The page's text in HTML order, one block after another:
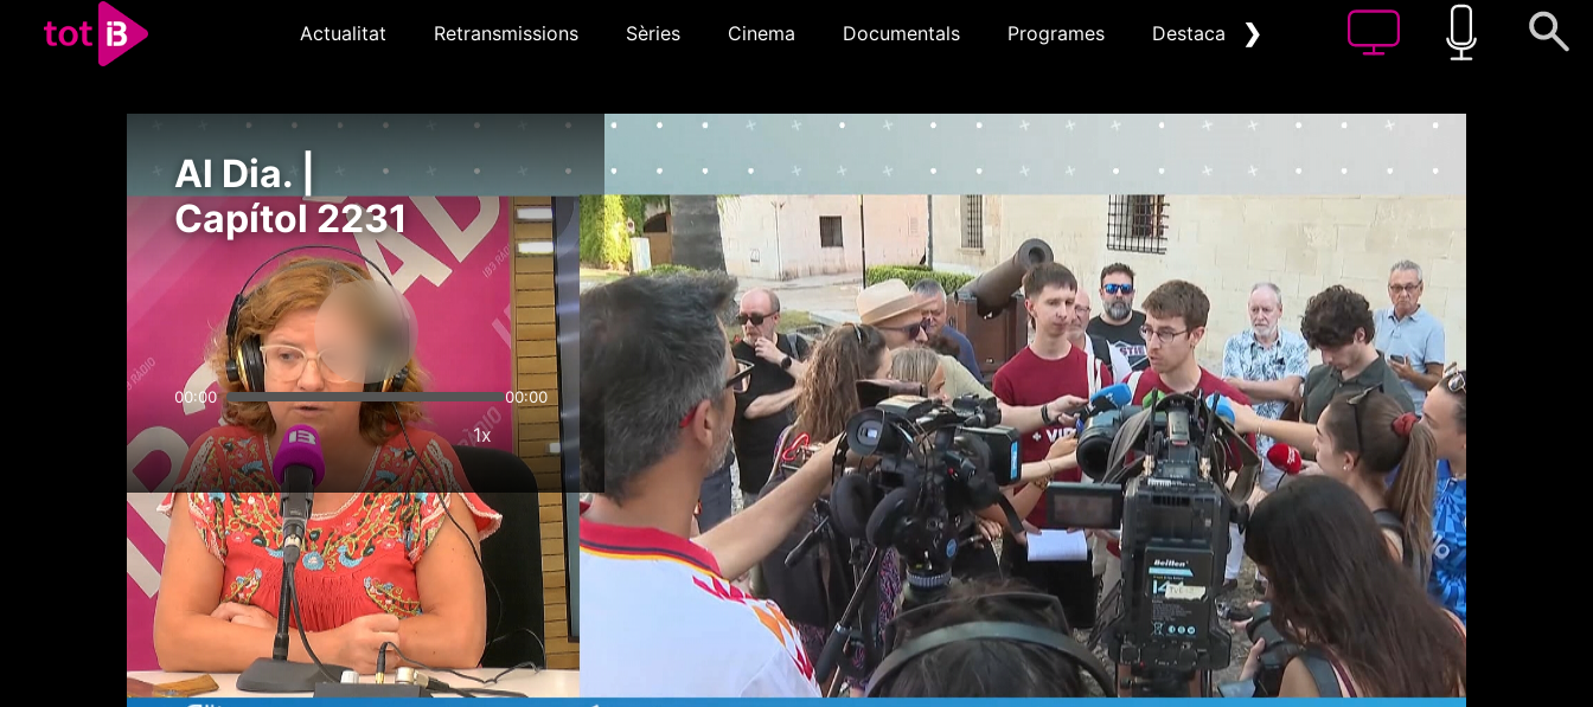
Actualitat Retransmissions Sèries Cinema Documentals Programes Destacat ❯
Al Dia. |
Capítol 2231
00:00 00:00
1x